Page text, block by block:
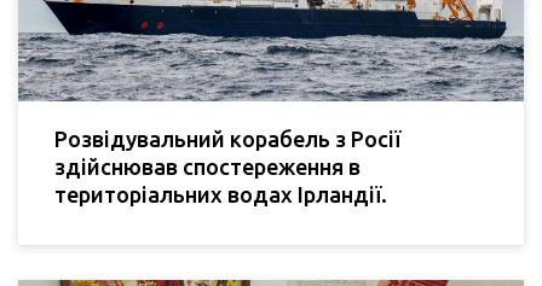
Розвідувальний корабель з Росії
здійснював спостереження в
територіальних водах Ірландії.